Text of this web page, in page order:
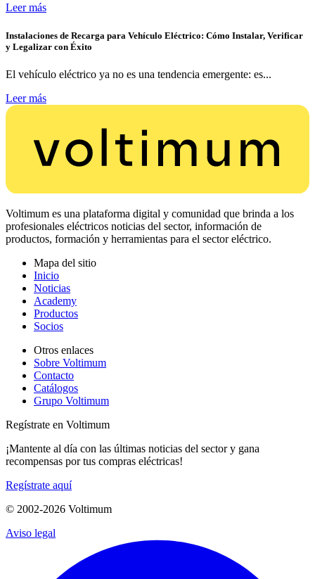
Leer más
Instalaciones de Recarga para Vehículo Eléctrico: Cómo Instalar, Verificar
y Legalizar con Éxito
El vehículo eléctrico ya no es una tendencia emergente: es...
Leer más
Voltimum es una plataforma digital y comunidad que brinda a los
profesionales eléctricos noticias del sector, información de
productos, formación y herramientas para el sector eléctrico.
Mapa del sitio
Inicio
Noticias
Academy
Productos
Socios
Otros enlaces
Sobre Voltimum
Contacto
Catálogos
Grupo Voltimum
Regístrate en Voltimum
¡Mantente al día con las últimas noticias del sector y gana
recompensas por tus compras eléctricas!
Regístrate aquí
© 2002-2026 Voltimum
Aviso legal